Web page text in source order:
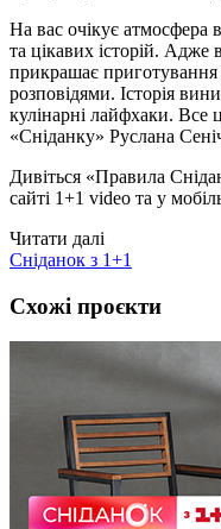
На вас очікує атмосфера
та цікавих історій.
прикрашає приготування
розповідями. Історія
кулінарні лайфхаки. Все
«Сніданку» Руслана
Дивіться «Правила
сайті 1+1 video та у
Читати далі
Сніданок з 1+1
Схожі проєкти